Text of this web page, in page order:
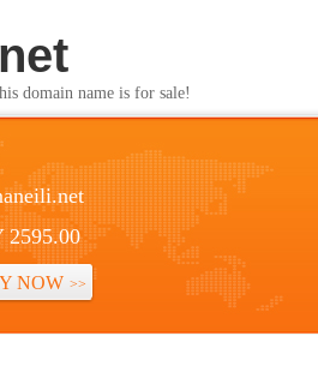
domain name is for sale!
2595.00
NOW >>